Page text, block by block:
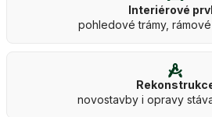
Interiérové
pohledové trámy,
novostavby i opravy